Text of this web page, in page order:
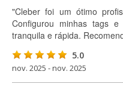
"Cleber foi um ótimo
Configurou minhas tags
tranquila e rápida.
5.0
nov. 2025 - nov. 2025